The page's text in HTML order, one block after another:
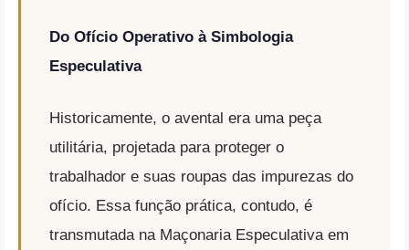
Do Ofício Operativo à Simbologia
Especulativa
Historicamente, o avental era uma peça
utilitária, projetada para proteger o
trabalhador e suas roupas das impurezas do
ofício. Essa função prática, contudo, é
transmutada na Maçonaria Especulativa em